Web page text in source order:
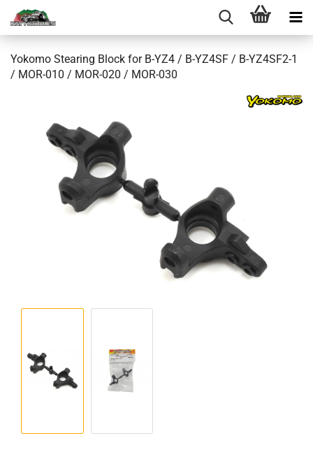
Yokomo Stearing Block for B-YZ4 / B-YZ4SF / B-YZ4SF2-1
/ MOR-010 / MOR-020 / MOR-030